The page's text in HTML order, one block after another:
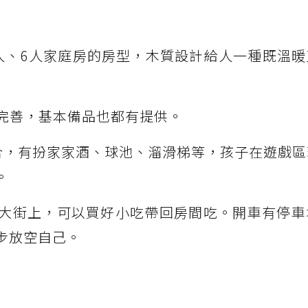
6人家庭房的房型，木質設計給人一種既溫
，基本備品也都有提供。
有扮家家酒、球池、溜滑梯等，孩子在遊戲
街上，可以買好小吃帶回房間吃。開車有停
空自己。